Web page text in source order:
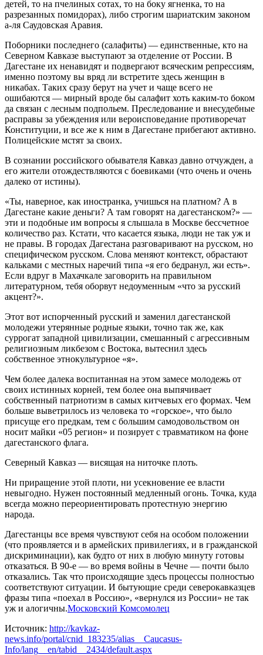
детей, то на пчелиных сотах, то на боку ягненка, то на
разрезанных помидорах), либо строгим шариатским законом
а-ля Саудовская Аравия.
Поборники последнего (салафиты) — единственные, кто на
Северном Кавказе выступают за отделение от России. В
Дагестане их ненавидят и подвергают всяческим репрессиям,
именно поэтому вы вряд ли встретите здесь женщин в
никабах. Таких сразу берут на учет и чаще всего не
ошибаются — мирный вроде бы салафит хоть каким-то боком
да связан с лесным подпольем. Преследование и внесудебные
расправы за убеждения или вероисповедание противоречат
Конституции, и все же к ним в Дагестане прибегают активно.
Полицейские мстят за своих.
В сознании российского обывателя Кавказ давно отчужден, а
его жители отождествляются с боевиками (что очень и очень
далеко от истины).
«Ты, наверное, как иностранка, учишься на платном? А в
Дагестане какие деньги? А там говорят на дагестанском?» —
эти и подобные им вопросы я слышала в Москве бессчетное
количество раз. Кстати, что касается языка, люди не так уж и
не правы. В городах Дагестана разговаривают на русском, но
специфическом русском. Слова меняют контекст, обрастают
кальками с местных наречий типа «я его бедранул, жи есть».
Если вдруг в Махачкале заговорить на правильном
литературном, тебя оборвут недоуменным «что за русский
акцент?».
Этот вот испорченный русский и заменил дагестанской
молодежи утерянные родные языки, точно так же, как
суррогат западной цивилизации, смешанный с агрессивным
религиозным ликбезом с Востока, вытеснил здесь
собственное этнокультурное «я».
Чем более далека воспитанная на этом замесе молодежь от
своих истинных корней, тем более она выпячивает
собственный патриотизм в самых китчевых его формах. Чем
больше выветрилось из человека то «горское», что было
присуще его предкам, тем с большим самодовольством он
носит майки «05 регион» и позирует с травматиком на фоне
дагестанского флага.
Северный Кавказ — висящая на ниточке плоть.
Ни приращение этой плоти, ни усекновение ее власти
невыгодно. Нужен постоянный медленный огонь. Точка, куда
всегда можно переориентировать протестную энергию
народа.
Дагестанцы все время чувствуют себя на особом положении
(что проявляется и в армейских привилегиях, и в гражданской
дискриминации), как будто от них в любую минуту готовы
отказаться. В 90-е — во время войны в Чечне — почти было
отказались. Так что происходящие здесь процессы полностью
соответствуют ситуации. И бытующие среди северокавказцев
фразы типа «поехал в Россию», «вернулся из России» не так
уж и алогичны.Московский Комсомолец
Источник: http://kavkaz-
news.info/portal/cnid_183235/alias__Caucasus-
Info/lang__en/tabid__2434/default.aspx